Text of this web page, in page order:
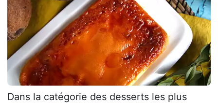
Dans la catégorie des desserts les plus